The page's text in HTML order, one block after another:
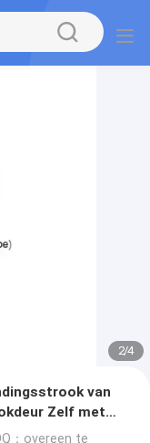
2/4
van
Zelf met
：overeen te